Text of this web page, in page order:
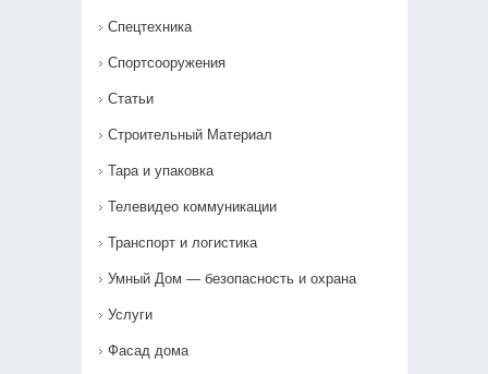
Спецтехника
Спортсооружения
Статьи
Строительный Материал
Тара и упаковка
Телевидео коммуникации
Транспорт и логистика
Умный Дом — безопасность и охрана
Услуги
Фасад дома